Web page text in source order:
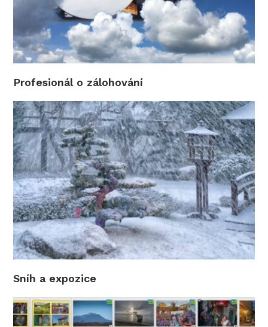
Profesionál o zálohování
Sníh a expozice